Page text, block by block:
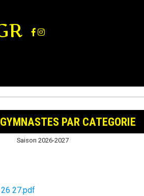
PAR CATEGORIE
Saison 2026-2027
26 27.pdf